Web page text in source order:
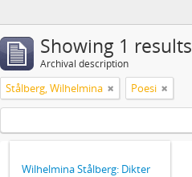
Showing 1 results
Archival description
Stålberg, Wilhelmina Poesi
Wilhelmina Stålberg: Dikter